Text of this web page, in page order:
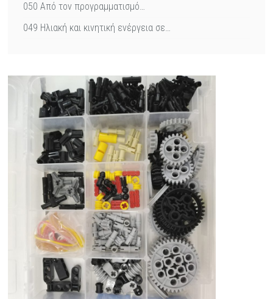
050 Από τον προγραμματισμό…
049 Ηλιακή και κινητική ενέργεια σε…